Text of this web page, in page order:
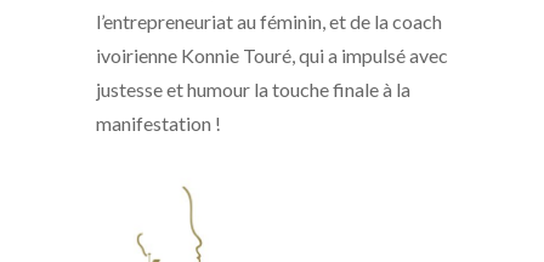
l’entrepreneuriat au féminin, et de la coach
ivoirienne Konnie Touré, qui a impulsé avec
justesse et humour la touche finale à la
manifestation !